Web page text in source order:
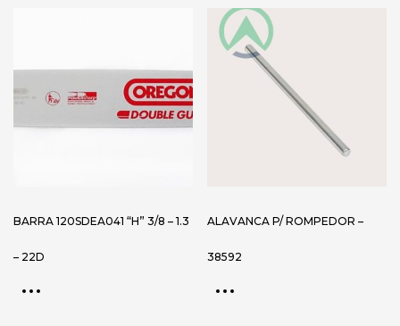
BARRA 120SDEA041 “H” 3/8 – 1.3
– 22D
ALAVANCA P/ ROMPEDOR –
38592